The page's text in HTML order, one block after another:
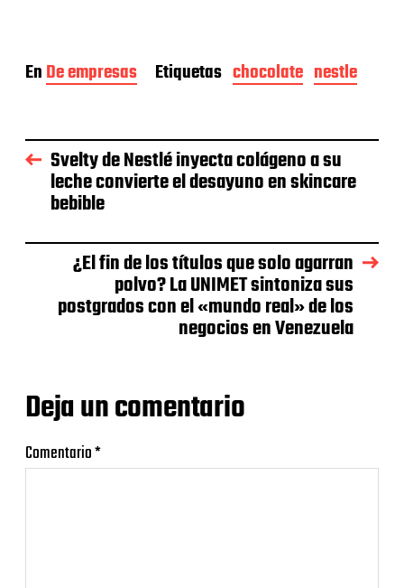
EnDe empresas Etiquetas chocolate nestle
Svelty de Nestlé inyecta colágeno a su
leche convierte el desayuno en skincare
bebible
¿El fin de los títulos que solo agarran
polvo? La UNIMET sintoniza sus
postgrados con el «mundo real» de los
negocios en Venezuela
Deja un comentario
Comentario*